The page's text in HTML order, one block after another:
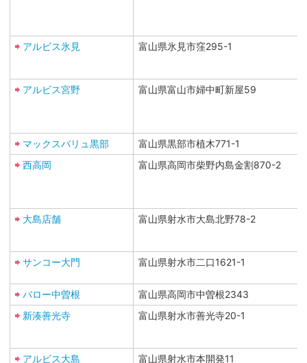
アルビス氷見 富山県氷見市窪295-1
アルビス宮野 富山県富山市婦中町新屋59
マックスバリュ黒部
富山県黒部市植木771-1
西高岡
富山県高岡市柴野内島金割870-2
大島店舗 富山県射水市大島北野78-2
サンコー大門 富山県射水市二口1621-1
バロー中曽根
富山県高岡市中曽根2343
新湊善光寺
富山県射水市善光寺20-1
アルビス大島 富山県射水市本開発11